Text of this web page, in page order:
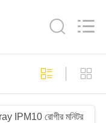
293
IPM10 রোগীর মনিটর